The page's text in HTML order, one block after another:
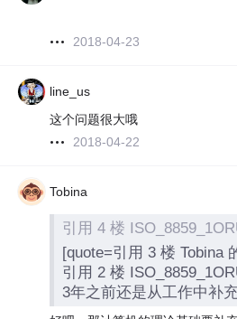
2018-04-23
line_us
这个问题很大哦
2018-04-22
Tobina
引用 4 楼
[quote=引用 3 楼 Tobina
引用 2 楼
3年之前还是从工作中补